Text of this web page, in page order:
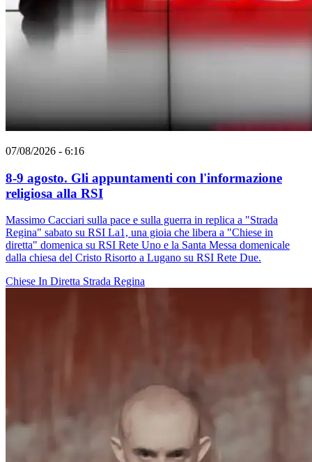
07/08/2026 - 6:16
8-9 agosto. Gli appuntamenti con l'informazione
religiosa alla RSI
Massimo Cacciari sulla pace e sulla guerra in replica a "Strada
Regina" sabato su RSI La1, una gioia che libera a "Chiese in
diretta" domenica su RSI Rete Uno e la Santa Messa domenicale
dalla chiesa del Cristo Risorto a Lugano su RSI Rete Due.
Chiese In Diretta Strada Regina